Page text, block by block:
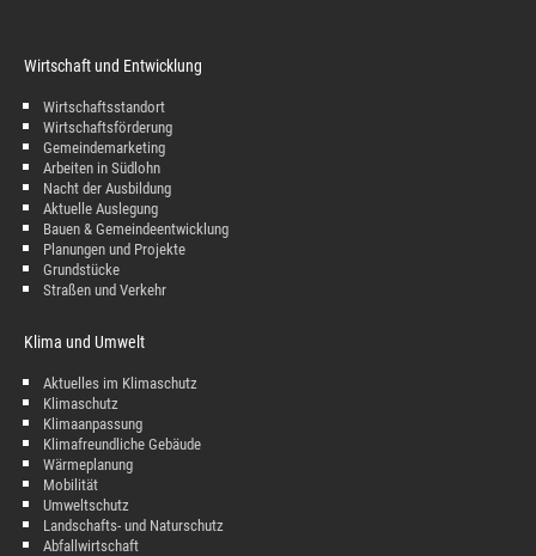
Wirtschaft und Entwicklung
Wirtschaftsstandort
Wirtschaftsförderung
Gemeindemarketing
Arbeiten in Südlohn
Nacht der Ausbildung
Aktuelle Auslegung
Bauen & Gemeindeentwicklung
Planungen und Projekte
Grundstücke
Straßen und Verkehr
Klima und Umwelt
Aktuelles im Klimaschutz
Klimaschutz
Klimaanpassung
Klimafreundliche Gebäude
Wärmeplanung
Mobilität
Umweltschutz
Landschafts- und Naturschutz
Abfallwirtschaft